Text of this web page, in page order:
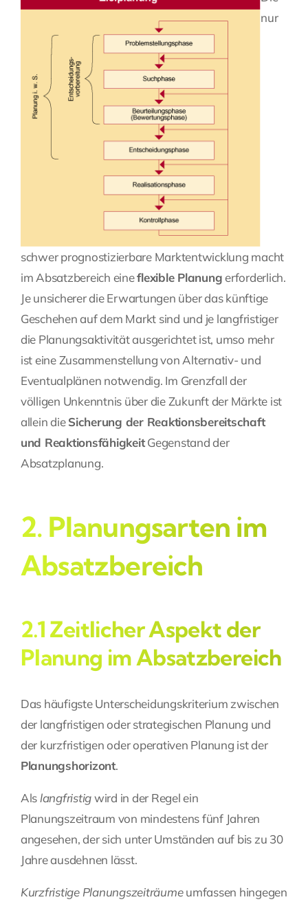
nur
schwer prognostizierbare Marktentwicklung macht
im Absatzbereich eineflexible Planungerforderlich.
Je unsicherer die Erwartungen über das künftige
Geschehen auf dem Markt sind und je langfristiger
die Planungsaktivität ausgerichtet ist, umso mehr
ist eine Zusammenstellung von Alternativ- und
Eventualplänen notwendig. Im Grenzfall der
völligen Unkenntnis über die Zukunft der Märkte ist
allein dieSicherung der Reaktionsbereitschaft
und ReaktionsfähigkeitGegenstand der
Absatzplanung.
2. Planungsarten im
Absatzbereich
2.1 Zeitlicher Aspekt der
Planung im Absatzbereich
Das häufigste Unterscheidungskriterium zwischen
der langfristigen oder strategischen Planung und
der kurzfristigen oder operativen Planung ist der
Planungshorizont.
Als langfristigwird in der Regel ein
Planungszeitraum von mindestens fünf Jahren
angesehen, der sich unter Umständen auf bis zu 30
Jahre ausdehnen lässt.
Kurzfristige Planungszeiträumeumfassen hingegen